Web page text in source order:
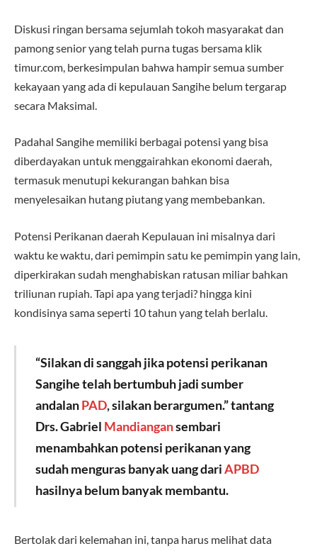
Diskusi ringan bersama sejumlah tokoh masyarakat dan
pamong senior yang telah purna tugas bersama klik
timur.com, berkesimpulan bahwa hampir semua sumber
kekayaan yang ada di kepulauan Sangihe belum tergarap
secara Maksimal.
Padahal Sangihe memiliki berbagai potensi yang bisa
diberdayakan untuk menggairahkan ekonomi daerah,
termasuk menutupi kekurangan bahkan bisa
menyelesaikan hutang piutang yang membebankan.
Potensi Perikanan daerah Kepulauan ini misalnya dari
waktu ke waktu, dari pemimpin satu ke pemimpin yang lain,
diperkirakan sudah menghabiskan ratusan miliar bahkan
triliunan rupiah. Tapi apa yang terjadi? hingga kini
kondisinya sama seperti 10 tahun yang telah berlalu.
“Silakan di sanggah jika potensi perikanan
Sangihe telah bertumbuh jadi sumber
andalanPAD, silakan berargumen.” tantang
Drs. Gabriel Mandiangansembari
menambahkan potensi perikanan yang
sudah menguras banyak uang dariAPBD
hasilnya belum banyak membantu.
Bertolak dari kelemahan ini, tanpa harus melihat data